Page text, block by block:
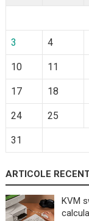
3 4
10 11
17 18
24 25
31
ARTICOLE
KVM